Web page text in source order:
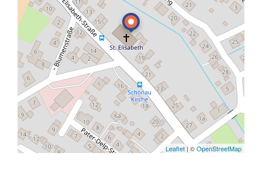
Leaflet| ©OpenStreetMap